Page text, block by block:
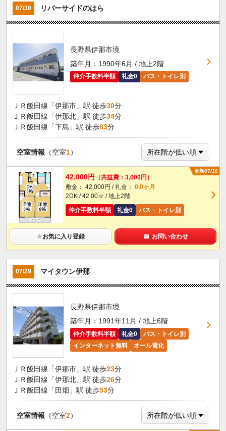
07/30 リバーサイドのはら
長野県伊那市境
築年月：1990年6月 / 地上2階
仲介手数料半額 礼金0 バス・トイレ別
ＪＲ飯田線「伊那市」駅 徒歩30分
ＪＲ飯田線「伊那北」駅 徒歩34分
ＪＲ飯田線「下島」駅 徒歩63分
空室情報 （空室1）
更新07/30
42,000円
（共益費：3,000円）
敷金： 42,000円 / 礼金： 0.0ヶ月
2DK / 42.00㎡ / 地上2階
仲介手数料半額
礼金0 バス・トイレ別
★お気に入り登録 お問い合わせ
07/29 マイタウン伊那
長野県伊那市境
築年月：1991年11月 / 地上6階
仲介手数料半額 礼金0
バス・トイレ別
インターネット無料
オール電化
ＪＲ飯田線「伊那市」駅 徒歩23分
ＪＲ飯田線「伊那北」駅 徒歩26分
ＪＲ飯田線「田畑」駅 徒歩53分
空室情報 （空室2）